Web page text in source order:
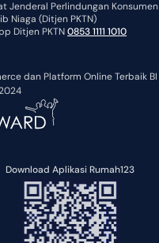
Jenderal Perlindungan Konsumen
Niaga (Ditjen PKTN)
Ditjen PKTN0853 1111 1010
dan Platform Online Terbaik BI
Download Aplikasi Rumah123